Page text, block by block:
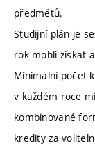
předmětů.
Studijní plán je
rok mohli získat
Minimální počet
v každém roce
kombinované
kredity za